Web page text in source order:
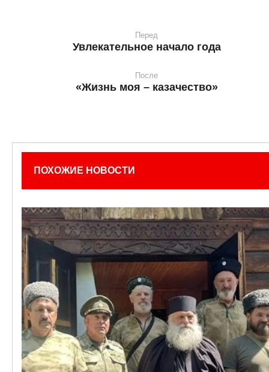
Перед
Увлекательное начало года
После
«Жизнь моя – казачество»
ПОХОЖИЕ НОВОСТИ